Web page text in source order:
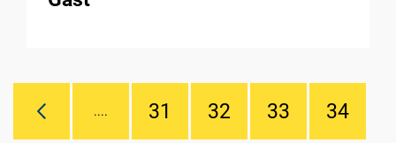
.... 31 32 33 34